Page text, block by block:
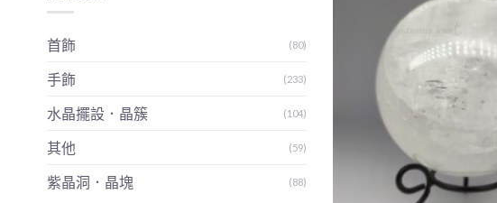
首飾 (80)
手飾 (233)
水晶擺設．晶簇 (104)
其他 (59)
紫晶洞．晶塊 (88)